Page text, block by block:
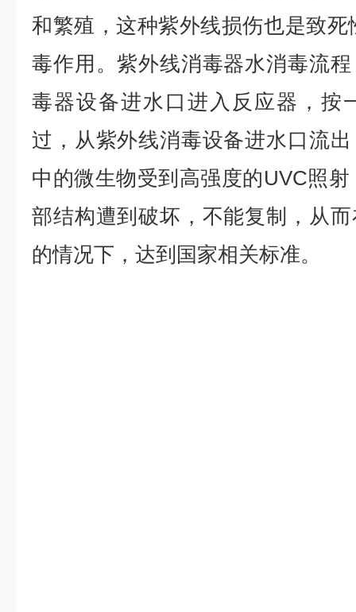
和繁殖，这种紫外线损伤也是致
毒作用。紫外线消毒器水消毒流
毒器设备进水口进入反应器，按
过，从紫外线消毒设备进水口流
中的微生物受到高强度的UVC照
部结构遭到破坏，不能复制，从
的情况下，达到国家相关标准。